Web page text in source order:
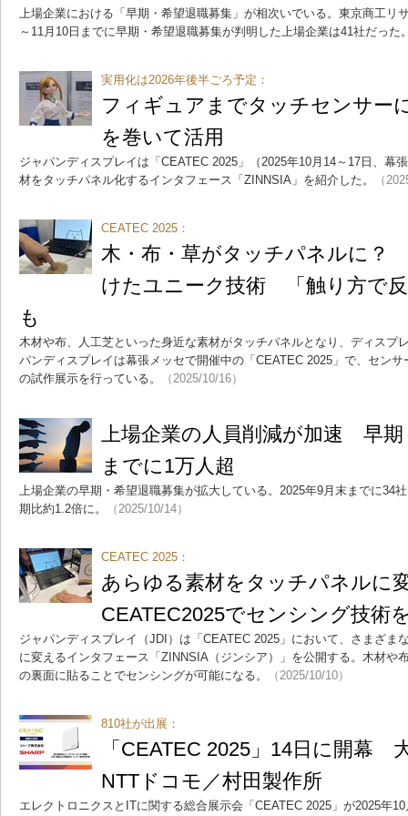
上場企業における「早期・希望退職募集」が相次いでいる。東京商工リ
～11月10日までに早期・希望退職募集が判明した上場企業は41社だった
実用化は2026年後半ごろ予定：
フィギュアまでタッチセンサー
を巻いて活用
ジャパンディスプレイは「CEATEC 2025」（2025年10月14～17日、幕
材をタッチパネル化するインタフェース「ZINNSIA」を紹介した。
（
CEATEC 2025：
木・布・草がタッチパネルに？
けたユニーク技術 「触り方で
も
木材や布、人工芝といった身近な素材がタッチパネルとなり、ディス
パンディスプレイは幕張メッセで開催中の「CEATEC 2025」で、セン
の試作展示を行っている。
（2025/10/16）
上場企業の人員削減が加速 早
までに1万人超
上場企業の早期・希望退職募集が拡大している。2025年9月末までに34
期比約1.2倍に。
（2025/10/14）
CEATEC 2025：
あらゆる素材をタッチパネルに
CEATEC2025でセンシング技術
ジャパンディスプレイ（JDI）は「CEATEC 2025」において、さまざま
に変えるインタフェース「ZINNSIA（ジンシア）」を公開する。木材や
の裏面に貼ることでセンシングが可能になる。
（2025/10/10）
810社が出展：
「CEATEC 2025」14日に開幕
NTTドコモ／村田製作所
エレクトロニクスとITに関する総合展示会「CEATEC 2025」が2025年